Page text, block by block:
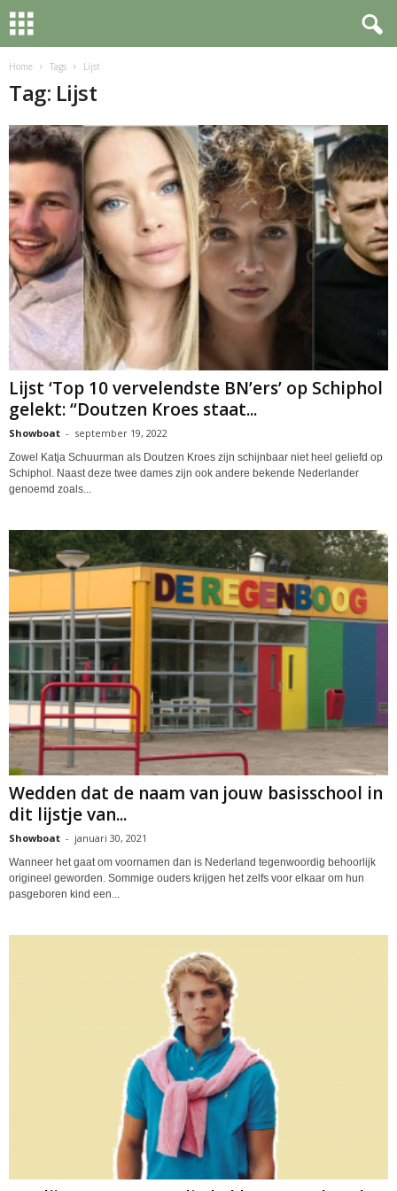
Home Tags Lijst
Tag: Lijst
Lijst ‘Top 10 vervelendste BN’ers’ op Schiphol
gelekt: “Doutzen Kroes staat...
Showboat - september 19, 2022
Zowel Katja Schuurman als Doutzen Kroes zijn schijnbaar niet heel geliefd op
Schiphol. Naast deze twee dames zijn ook andere bekende Nederlander
genoemd zoals...
Wedden dat de naam van jouw basisschool in
dit lijstje van...
Showboat - januari 30, 2021
Wanneer het gaat om voornamen dan is Nederland tegenwoordig behoorlijk
origineel geworden. Sommige ouders krijgen het zelfs voor elkaar om hun
pasgeboren kind een...